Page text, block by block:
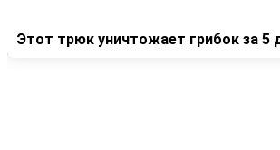
Этот трюк уничтожает грибок за 5